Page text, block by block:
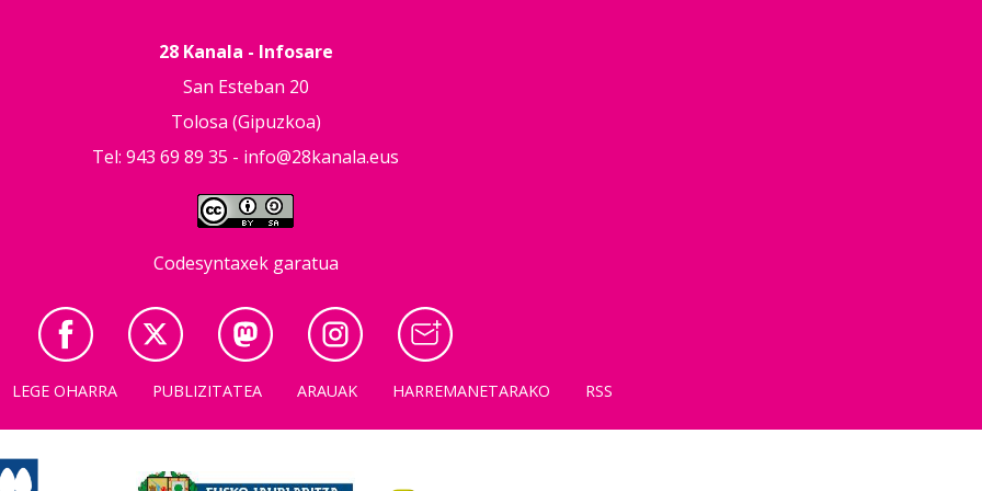
28 Kanala - Infosare
San Esteban 20
Tolosa (Gipuzkoa)
Tel: 943 69 89 35 - info@28kanala.eus
Codesyntaxek garatua
LEGE OHARRA PUBLIZITATEA ARAUAK HARREMANETARAKO RSS